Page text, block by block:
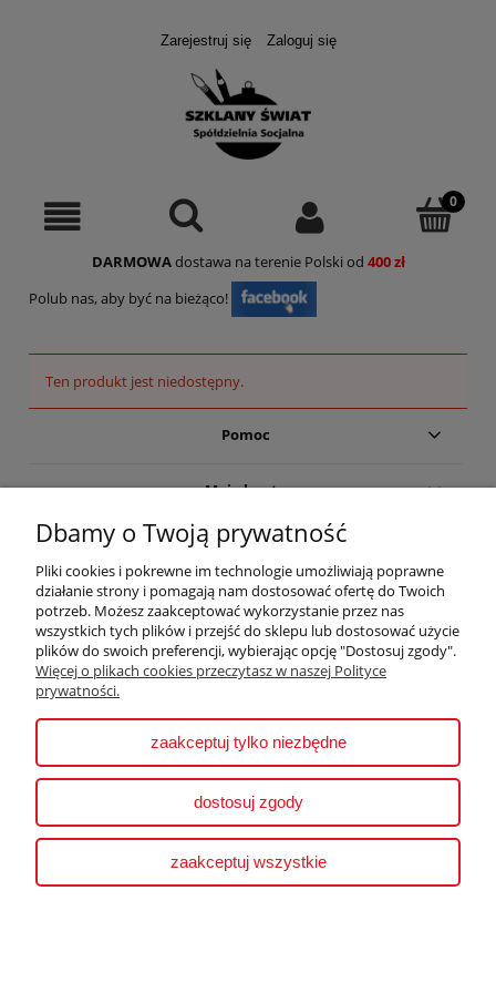
Zarejestruj się Zaloguj się
DARMOWAdostawa na terenie Polski od 400 zł
Polub nas, aby być na bieżąco!
Ten produkt jest niedostępny.
Pomoc
Moje konto
Płatności i dostawa
Informacje
O nas
pokaż pełną wersję strony
Sklep internetowy Shoper.pl
Dbamy o Twoją prywatność
Pliki cookies i pokrewne im technologie umożliwiają poprawne
działanie strony i pomagają nam dostosować ofertę do Twoich
potrzeb. Możesz zaakceptować wykorzystanie przez nas
wszystkich tych plików i przejść do sklepu lub dostosować użycie
plików do swoich preferencji, wybierając opcję "Dostosuj zgody".
Więcej o plikach cookies przeczytasz w naszej Polityce
prywatności.
zaakceptuj tylko niezbędne
dostosuj zgody
zaakceptuj wszystkie